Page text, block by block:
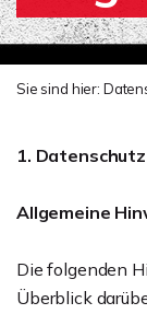
Sie sind hier:
1.
Allgemeine
Die folgenden
Überblick